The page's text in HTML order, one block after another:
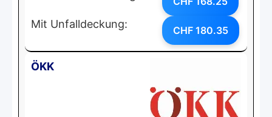
Mit Unfalldeckung: CHF 180.35
ÖKK